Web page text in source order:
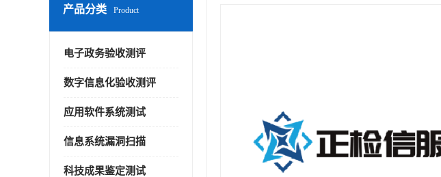
产品分类 Product
电子政务验收测评
数字信息化验收测评
应用软件系统测试
信息系统漏洞扫描
科技成果鉴定测试